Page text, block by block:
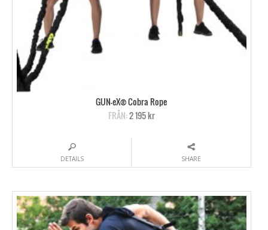
GUN-eX® Cobra Rope
FRÅN:2 195 kr
DETAILS SHARE